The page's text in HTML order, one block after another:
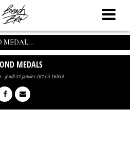
MEDAL...
MEDALS
-jeudi 31 janvier 2013 à 16h54